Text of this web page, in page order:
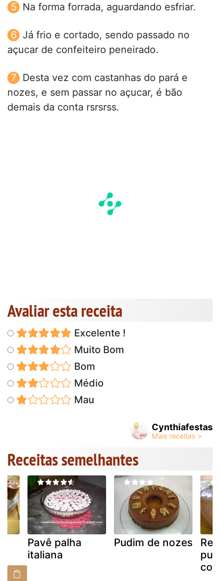
Na forma forrada, aguardando esfriar.
Já frio e cortado, sendo passado no
açucar de confeiteiro peneirado.
Desta vez com castanhas do pará e
nozes, e sem passar no açucar, é bão
demais da conta rsrsrss.
Avaliar esta receita
Excelente !
Muito Bom
Bom
Médio
Mau
Cynthiafestas
Receitas semelhantes
Pavê palha
italiana
Pudim de nozes